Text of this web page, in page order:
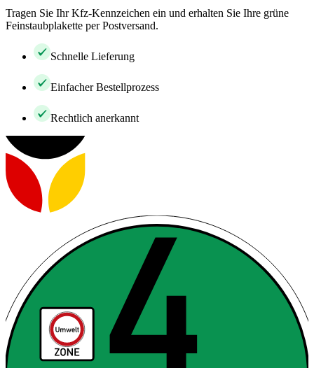
Tragen Sie Ihr Kfz-Kennzeichen ein und erhalten Sie Ihre grüne
Feinstaubplakette per Postversand.
Schnelle Lieferung
Einfacher Bestellprozess
Rechtlich anerkannt